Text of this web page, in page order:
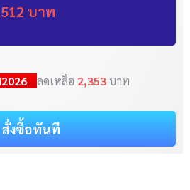
บาท
ลดเหลือ 2,353บาท
สั่งซื้อทันที